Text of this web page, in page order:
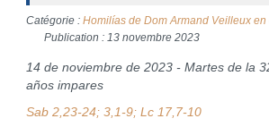
Catégorie : Homilías de Dom Armand Veilleux en
Publication : 13 novembre 2023
14 de noviembre de 2023 - Martes de la
años impares
Sab 2,23-24; 3,1-9; Lc 17,7-10